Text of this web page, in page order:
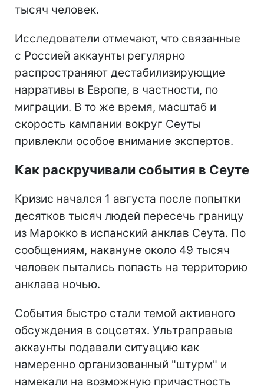
тысяч человек.
Исследователи отмечают, что связанные
с Россией аккаунты регулярно
распространяют дестабилизирующие
нарративы в Европе, в частности, по
миграции. В то же время, масштаб и
скорость кампании вокруг Сеуты
привлекли особое внимание экспертов.
Как раскручивали события в Сеуте
Кризис начался 1 августа после попытки
десятков тысяч людей пересечь границу
из Марокко в испанский анклав Сеута. По
сообщениям, накануне около 49 тысяч
человек пытались попасть на территорию
анклава ночью.
События быстро стали темой активного
обсуждения в соцсетях. Ультраправые
аккаунты подавали ситуацию как
намеренно организованный "штурм" и
намекали на возможную причастность